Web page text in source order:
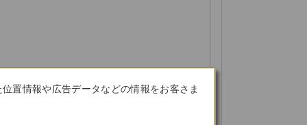
置情報や広告データなどの情報をお客さま